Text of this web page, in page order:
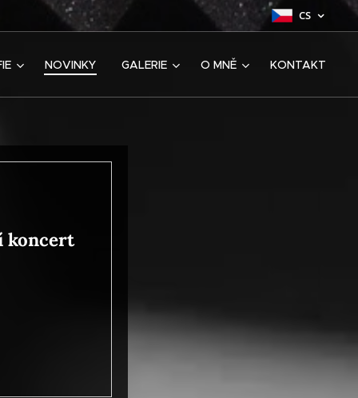
CS
NOVINKY GALERIE O MNĚ KONTAKT
koncert